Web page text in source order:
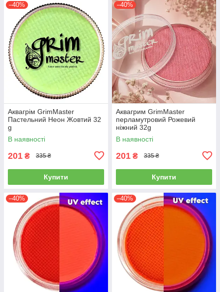
–40%
Аквагрім GrimMaster
Пастельний Неон Жовтий 32
g
В наявності
201 ₴ 335 ₴
Купити
–40%
Аквагрим GrimMaster
перламутровий Рожевий
ніжний 32g
В наявності
201 ₴ 335 ₴
Купити
–40% –40%